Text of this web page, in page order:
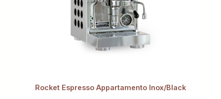
Rocket Espresso Appartamento Inox/Black